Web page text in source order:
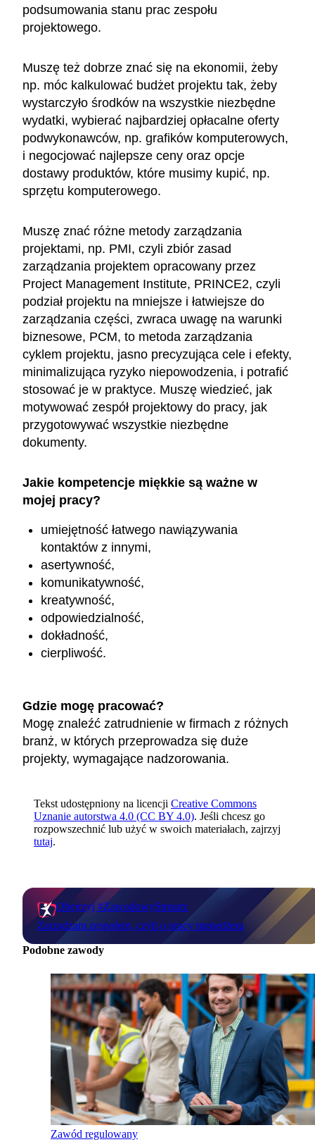
podsumowania stanu prac zespołu
projektowego.
Muszę też dobrze znać się na ekonomii, żeby
np. móc kalkulować budżet projektu tak, żeby
wystarczyło środków na wszystkie niezbędne
wydatki, wybierać najbardziej opłacalne oferty
podwykonawców, np. grafików komputerowych,
i negocjować najlepsze ceny oraz opcje
dostawy produktów, które musimy kupić, np.
sprzętu komputerowego.
Muszę znać różne metody zarządzania
projektami, np. PMI, czyli zbiór zasad
zarządzania projektem opracowany przez
Project Management Institute, PRINCE2, czyli
podział projektu na mniejsze i łatwiejsze do
zarządzania części, zwraca uwagę na warunki
biznesowe, PCM, to metoda zarządzania
cyklem projektu, jasno precyzująca cele i efekty,
minimalizująca ryzyko niepowodzenia, i potrafić
stosować je w praktyce. Muszę wiedzieć, jak
motywować zespół projektowy do pracy, jak
przygotowywać wszystkie niezbędne
dokumenty.
Jakie kompetencje miękkie są ważne w
mojej pracy?
umiejętność łatwego nawiązywania
kontaktów z innymi,
asertywność,
komunikatywność,
kreatywność,
odpowiedzialność,
dokładność,
cierpliwość.
Gdzie mogę pracować?
Mogę znaleźć zatrudnienie w firmach z różnych
branż, w których przeprowadza się duże
projekty, wymagające nadzorowania.
Tekst udostępniony na licencji Creative Commons
Uznanie autorstwa 4.0 (CC BY 4.0). Jeśli chcesz go
rozpowszechnić lub użyć w swoich materiałach, zajrzyj
tutaj.
Obejrzyj #ZawodowyStream:
Zarządzam zespołem, czyli o pracy menedżera
Podobne zawody
Zawód regulowany